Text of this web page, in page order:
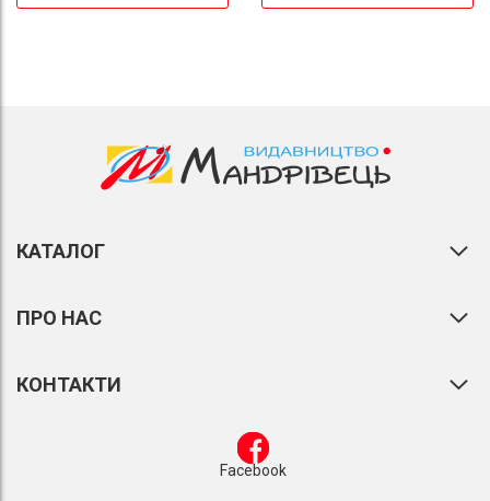
КАТАЛОГ
ПРО НАС
КОНТАКТИ
Facebook